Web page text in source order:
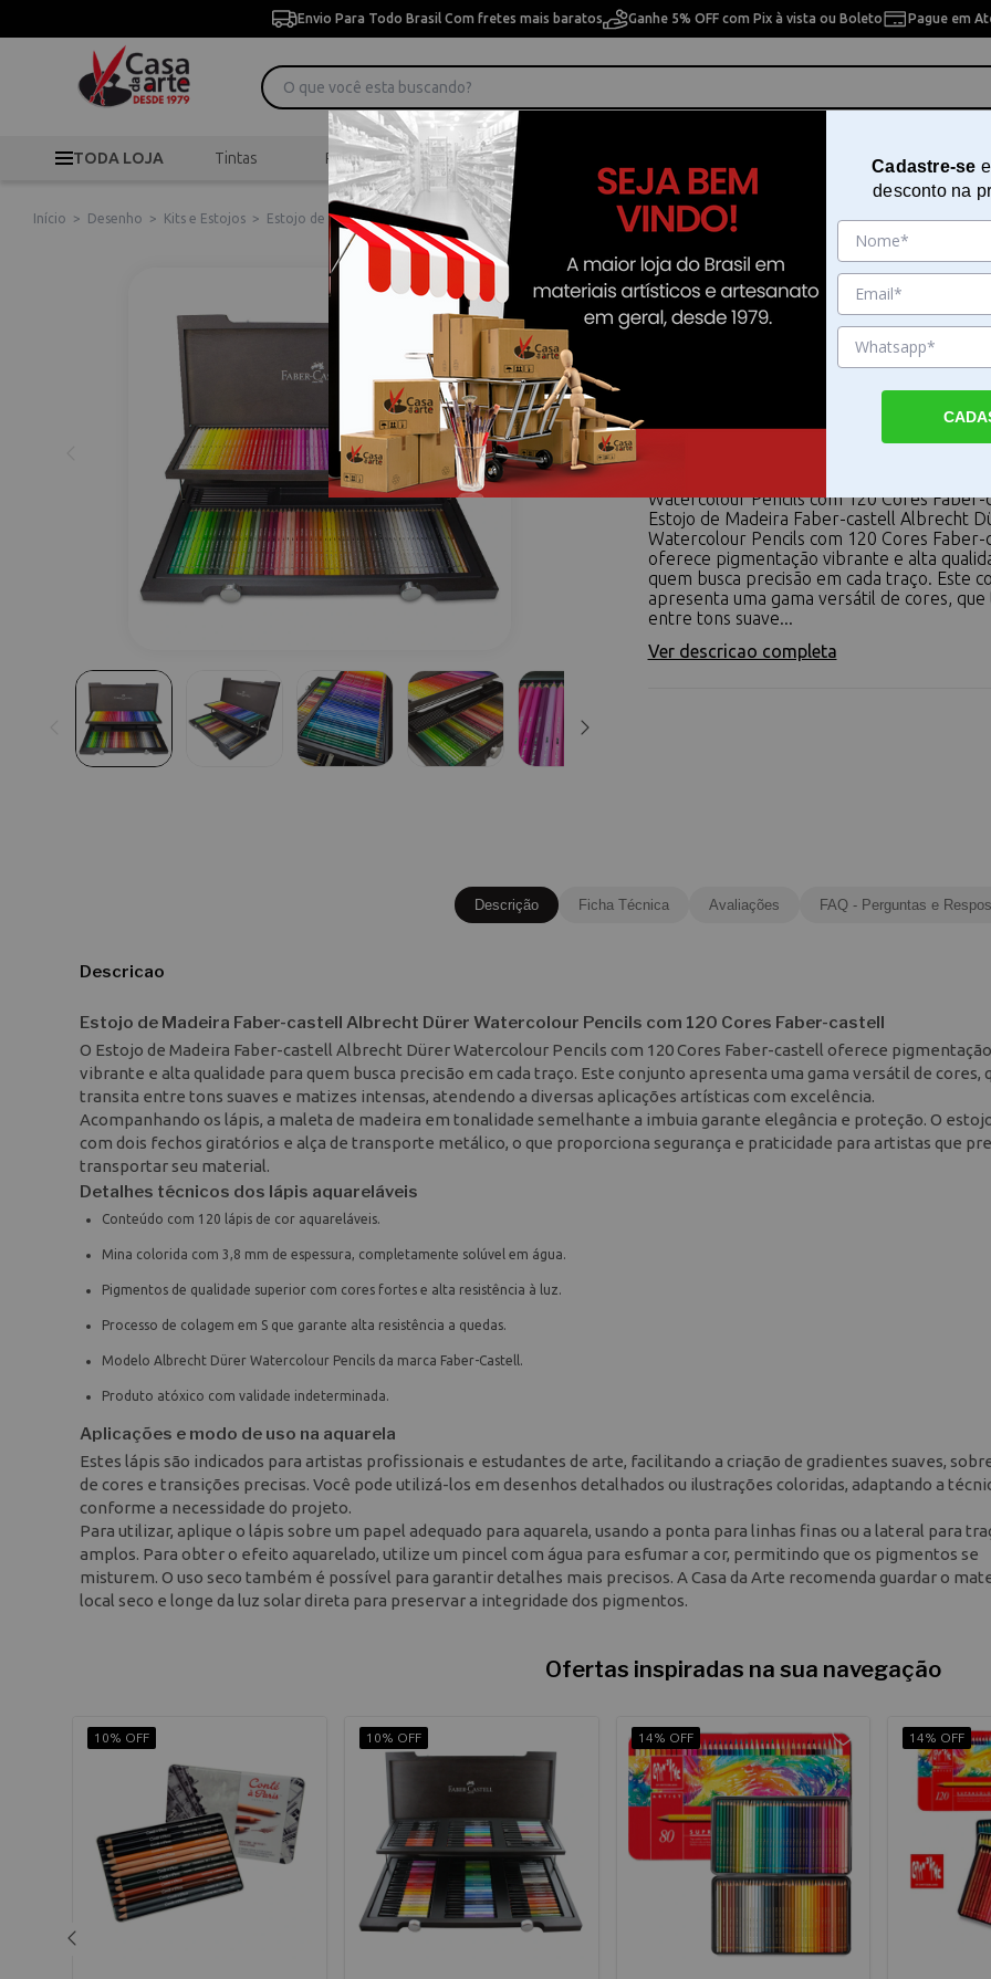
Envio Para Todo Brasil Com fretes mais baratos Ganhe 5% OFF com Pix à vista ou Boleto Pague em
TODA LOJA Tintas Pincéis Desenho Pintura
Início > Desenho > Kits e Estojos > Estojo de Madeira Faber-castell Albrecht Dürer Watercolour Pencils com 120 Cores Faber-castell 117513
Estojo de Madeira Faber-castell
Dürer Watercolour Pencils com
Faber-castell 117513
Watercolour Pencils com 120 Cores Faber-
Estojo de Madeira Faber-castell Albrecht
Watercolour Pencils com 120 Cores Faber-
oferece pigmentação vibrante e alta
quem busca precisão em cada traço. Este
apresenta uma gama versátil de cores, que
entre tons suave...
Ver descricao completa
Descrição Ficha Técnica Avaliações FAQ - Perguntas e
Descricao
Estojo de Madeira Faber-castell Albrecht Dürer Watercolour Pencils com 120 Cores Faber-castell
O Estojo de Madeira Faber-castell Albrecht Dürer Watercolour Pencils com 120 Cores Faber-castell oferece pigmentação
vibrante e alta qualidade para quem busca precisão em cada traço. Este conjunto apresenta uma gama versátil de cores,
transita entre tons suaves e matizes intensas, atendendo a diversas aplicações artísticas com excelência.
Acompanhando os lápis, a maleta de madeira em tonalidade semelhante a imbuia garante elegância e proteção. O
com dois fechos giratórios e alça de transporte metálico, o que proporciona segurança e praticidade para artistas que
transportar seu material.
Detalhes técnicos dos lápis aquareláveis
Conteúdo com 120 lápis de cor aquareláveis.
Mina colorida com 3,8 mm de espessura, completamente solúvel em água.
Pigmentos de qualidade superior com cores fortes e alta resistência à luz.
Processo de colagem em S que garante alta resistência a quedas.
Modelo Albrecht Dürer Watercolour Pencils da marca Faber-Castell.
Produto atóxico com validade indeterminada.
Aplicações e modo de uso na aquarela
Estes lápis são indicados para artistas profissionais e estudantes de arte, facilitando a criação de gradientes suaves,
de cores e transições precisas. Você pode utilizá-los em desenhos detalhados ou ilustrações coloridas, adaptando a
conforme a necessidade do projeto.
Para utilizar, aplique o lápis sobre um papel adequado para aquarela, usando a ponta para linhas finas ou a lateral para
amplos. Para obter o efeito aquarelado, utilize um pincel com água para esfumar a cor, permitindo que os pigmentos se
misturem. O uso seco também é possível para garantir detalhes mais precisos. A Casa da Arte recomenda guardar o
local seco e longe da luz solar direta para preservar a integridade dos pigmentos.
Ofertas inspiradas na sua navegação
10% OFF 10% OFF 14% OFF 14% OFF
Cadastre-se
desconto na